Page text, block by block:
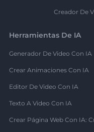
Creador De
Herramientas De IA
Generador De Video Con IA
Crear Animaciones Con IA
Editor De Video Con IA
Texto A Video Con IA
Crear Página Web Con IA: